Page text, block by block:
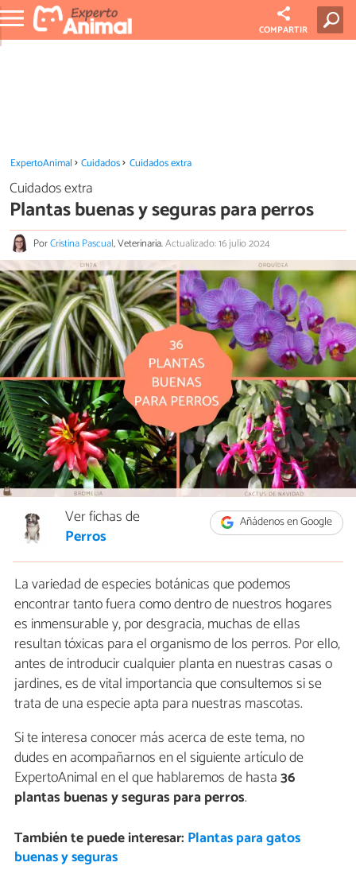
COMPARTIR
ExpertoAnimal Cuidados Cuidados extra
Cuidados extra
Plantas buenas y seguras para perros
PorCristina Pascual, Veterinaria.Actualizado: 16 julio 2024
Añádenos en Google
Ver fichas de
Perros
La variedad de especies botánicas que podemos
encontrar tanto fuera como dentro de nuestros hogares
es inmensurable y, por desgracia, muchas de ellas
resultan tóxicas para el organismo de los perros. Por ello,
antes de introducir cualquier planta en nuestras casas o
jardines, es de vital importancia que consultemos si se
trata de una especie apta para nuestras mascotas.
Si te interesa conocer más acerca de este tema, no
dudes en acompañarnos en el siguiente artículo de
ExpertoAnimal en el que hablaremos de hasta36
plantas buenas y seguras para perros.
También te puede interesar: Plantas para gatos
buenas y seguras